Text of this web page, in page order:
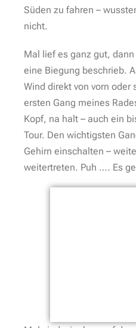
Süden zu fahren –
nicht.
Mal lief es ganz gut,
eine Biegung beschrieb.
Wind direkt von vorn oder
ersten Gang meines
Kopf, na halt – auch ein
Tour. Den wichtigsten
Gehirn einschalten –
weitertreten. Puh …. Es